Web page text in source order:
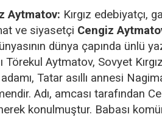
Aytmatov: Kırgız edebiyatçı,
ve siyasetçi Cengiz
dünya çapında ünlü
Törekul Aytmatov, Sovyet
Tatar asıllı annesi
Adı, amcası tarafından
konulmuştur. Babası